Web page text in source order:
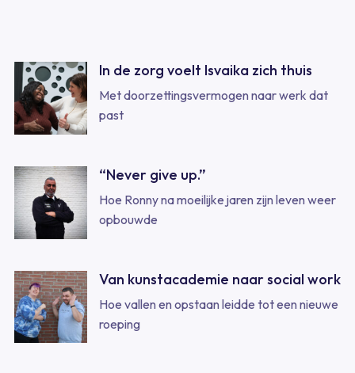
In de zorg voelt Isvaika zich thuis
Met doorzettingsvermogen naar werk dat
past
“Never give up.”
Hoe Ronny na moeilijke jaren zijn leven weer
opbouwde
Van kunstacademie naar social work
Hoe vallen en opstaan leidde tot een nieuwe
roeping